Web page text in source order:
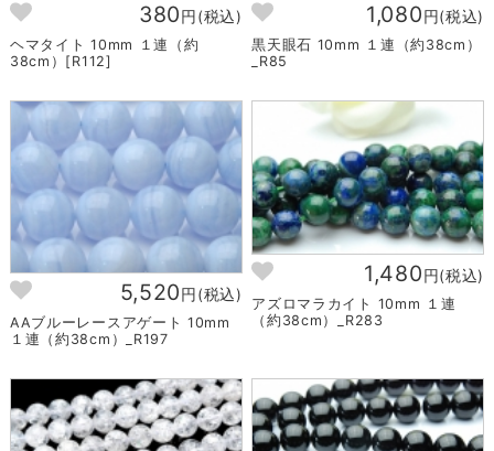
380円(税込)
ヘマタイト 10mm １連（約
38cm）[R112]
1,080円(税込)
黒天眼石 10mm １連（約38cm）
_R85
5,520円(税込)
AAブルーレースアゲート 10mm
１連（約38cm）_R197
1,480円(税込)
アズロマラカイト 10mm １連
（約38cm）_R283